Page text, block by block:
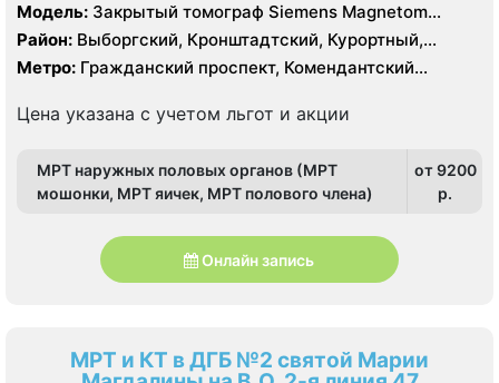
Модель: Закрытый томограф Siemens Magnetom
Avanto 1.5 Тесла, Siemens Somatom Sensation 16
срезов, УЗИ
Район: Выборгский, Кронштадтский, Курортный,
Ленинградская область, Приморский
Метро: Гражданский проспект, Комендантский
Цена указана с учетом льгот и акции
МРТ наружных половых органов (МРТ
мошонки, МРТ яичек, МРТ полового члена)
от 9200
p.
Онлайн запись
МРТ и КТ в ДГБ №2 святой Марии